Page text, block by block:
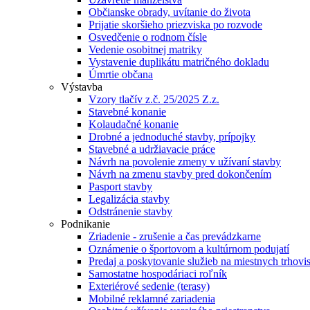
Občianske obrady, uvítanie do života
Prijatie skoršieho priezviska po rozvode
Osvedčenie o rodnom čísle
Vedenie osobitnej matriky
Vystavenie duplikátu matričného dokladu
Úmrtie občana
Výstavba
Vzory tlačív z.č. 25/2025 Z.z.
Stavebné konanie
Kolaudačné konanie
Drobné a jednoduché stavby, prípojky
Stavebné a udržiavacie práce
Návrh na povolenie zmeny v užívaní stavby
Návrh na zmenu stavby pred dokončením
Pasport stavby
Legalizácia stavby
Odstránenie stavby
Podnikanie
Zriadenie - zrušenie a čas prevádzkarne
Oznámenie o športovom a kultúrnom podujatí
Predaj a poskytovanie služieb na miestnych
Samostatne hospodáriaci roľník
Exteriérové sedenie (terasy)
Mobilné reklamné zariadenia